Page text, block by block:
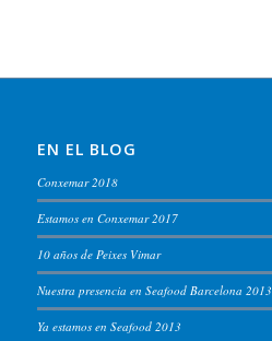
EN EL BLOG
Conxemar 2018
Estamos en Conxemar 2017
10 años de Peixes Vimar
Nuestra presencia en Seafood Barcelona 2013
Ya estamos en Seafood 2013